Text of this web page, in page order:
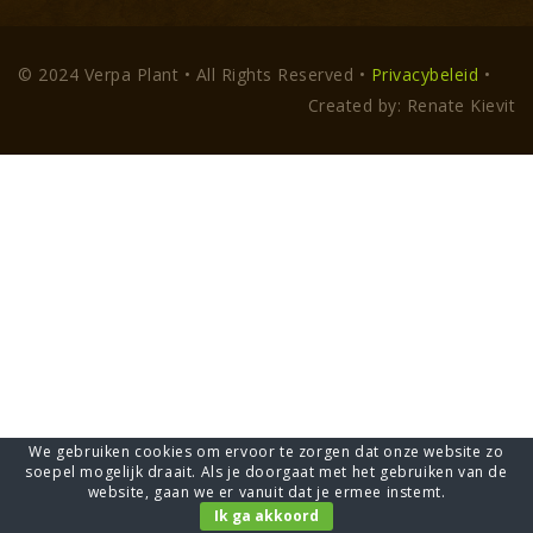
© 2024 Verpa Plant • All Rights Reserved • Privacybeleid •
Created by: Renate Kievit
We gebruiken cookies om ervoor te zorgen dat onze website zo
soepel mogelijk draait. Als je doorgaat met het gebruiken van de
website, gaan we er vanuit dat je ermee instemt.
Ik ga akkoord